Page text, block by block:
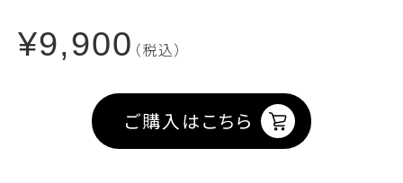
¥9,900 （税込）
ご購入はこちら